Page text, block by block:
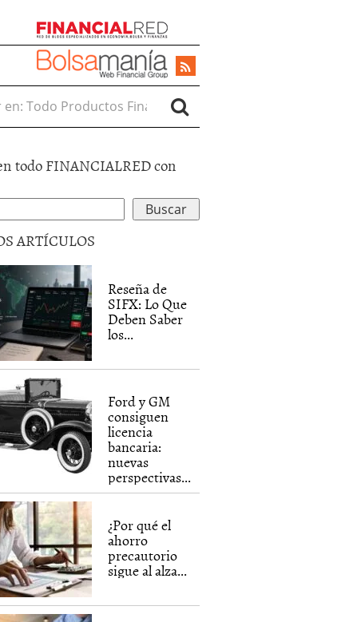
todo FINANCIALRED con
ARTÍCULOS
Reseña de
SIFX: Lo Que
Deben Saber
los...
Ford y GM
consiguen
licencia
bancaria:
nuevas
perspectivas...
¿Por qué el
ahorro
precautorio
sigue al alza...